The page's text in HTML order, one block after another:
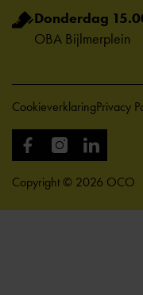
Donderdag
OBA Bijlmerplein
Copyright © 2026 OCO
CookieverklaringPrivacy